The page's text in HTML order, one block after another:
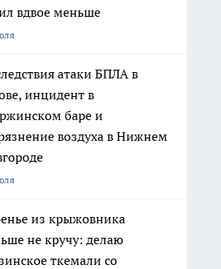
вдвое меньше
атаки БПЛА в
инцидент в
баре и
воздуха в Нижнем
из крыжовника
не кручу: делаю
ткемали со